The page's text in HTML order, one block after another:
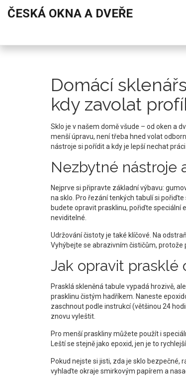
ČESKÁ OKNA A DVEŘE
Domácí
kdy zavolat
Sklo je v našem domě všude – od oken a
menší úpravu, není třeba hned volat
nástroje si pořídit a kdy je lepší nechat
Nezbytné nástroje
Nejprve si připravte základní výbavu:
na sklo. Pro řezání tenkých tabulí si
budete opravit prasklinu, pořiďte speciální
neviditelné.
Udržování čistoty je také klíčové. Na
Vyhýbejte se abrazivním čističům, protože
Jak opravit prasklé
Prasklá skleněná tabule vypadá hrozivě,
prasklinu čistým hadříkem. Naneste
zaschnout podle instrukcí (většinou 24
znovu vyleštit.
Pro menší praskliny můžete použít i
Leští se stejně jako epoxid, jen je to rychlejší.
Pokud nejste si jisti, zda je sklo bezpečné,
vyhlaďte okraje smirkovým papírem a